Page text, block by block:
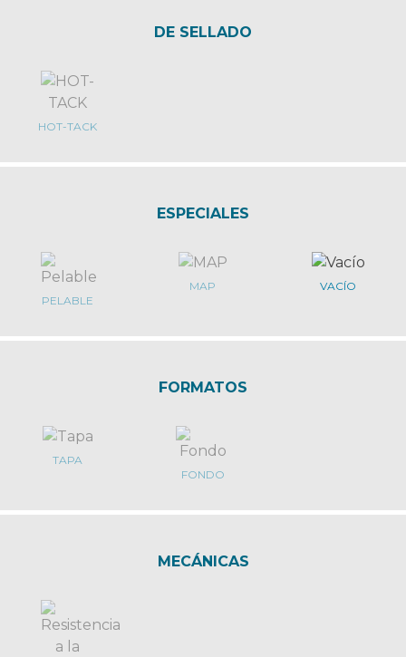
DE SELLADO
HOT-TACK
ESPECIALES
PELABLE
MAP VACÍO
FORMATOS
TAPA
FONDO
MECÁNICAS